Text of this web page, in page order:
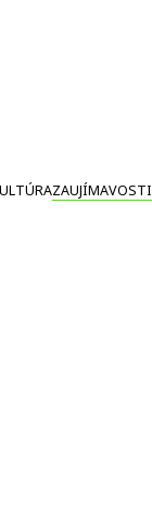
ZAUJÍMAVOSTI